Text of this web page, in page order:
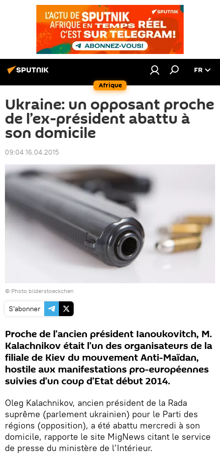
Afrique
FR
Ukraine: un opposant proche
de l’ex-président abattu à
son domicile
09:04 16.04.2015
© Photo bilderstoeckchen
S'abonner
Proche de l’ancien président Ianoukovitch, M.
Kalachnikov était l’un des organisateurs de la
filiale de Kiev du mouvement Anti-Maïdan,
hostile aux manifestations pro-européennes
suivies d’un coup d’Etat début 2014.
Oleg Kalachnikov, ancien président de la Rada
suprême (parlement ukrainien) pour le Parti des
régions (opposition), a été abattu mercredi à son
domicile, rapporte le site MigNews citant le service
de presse du ministère de l’Intérieur.